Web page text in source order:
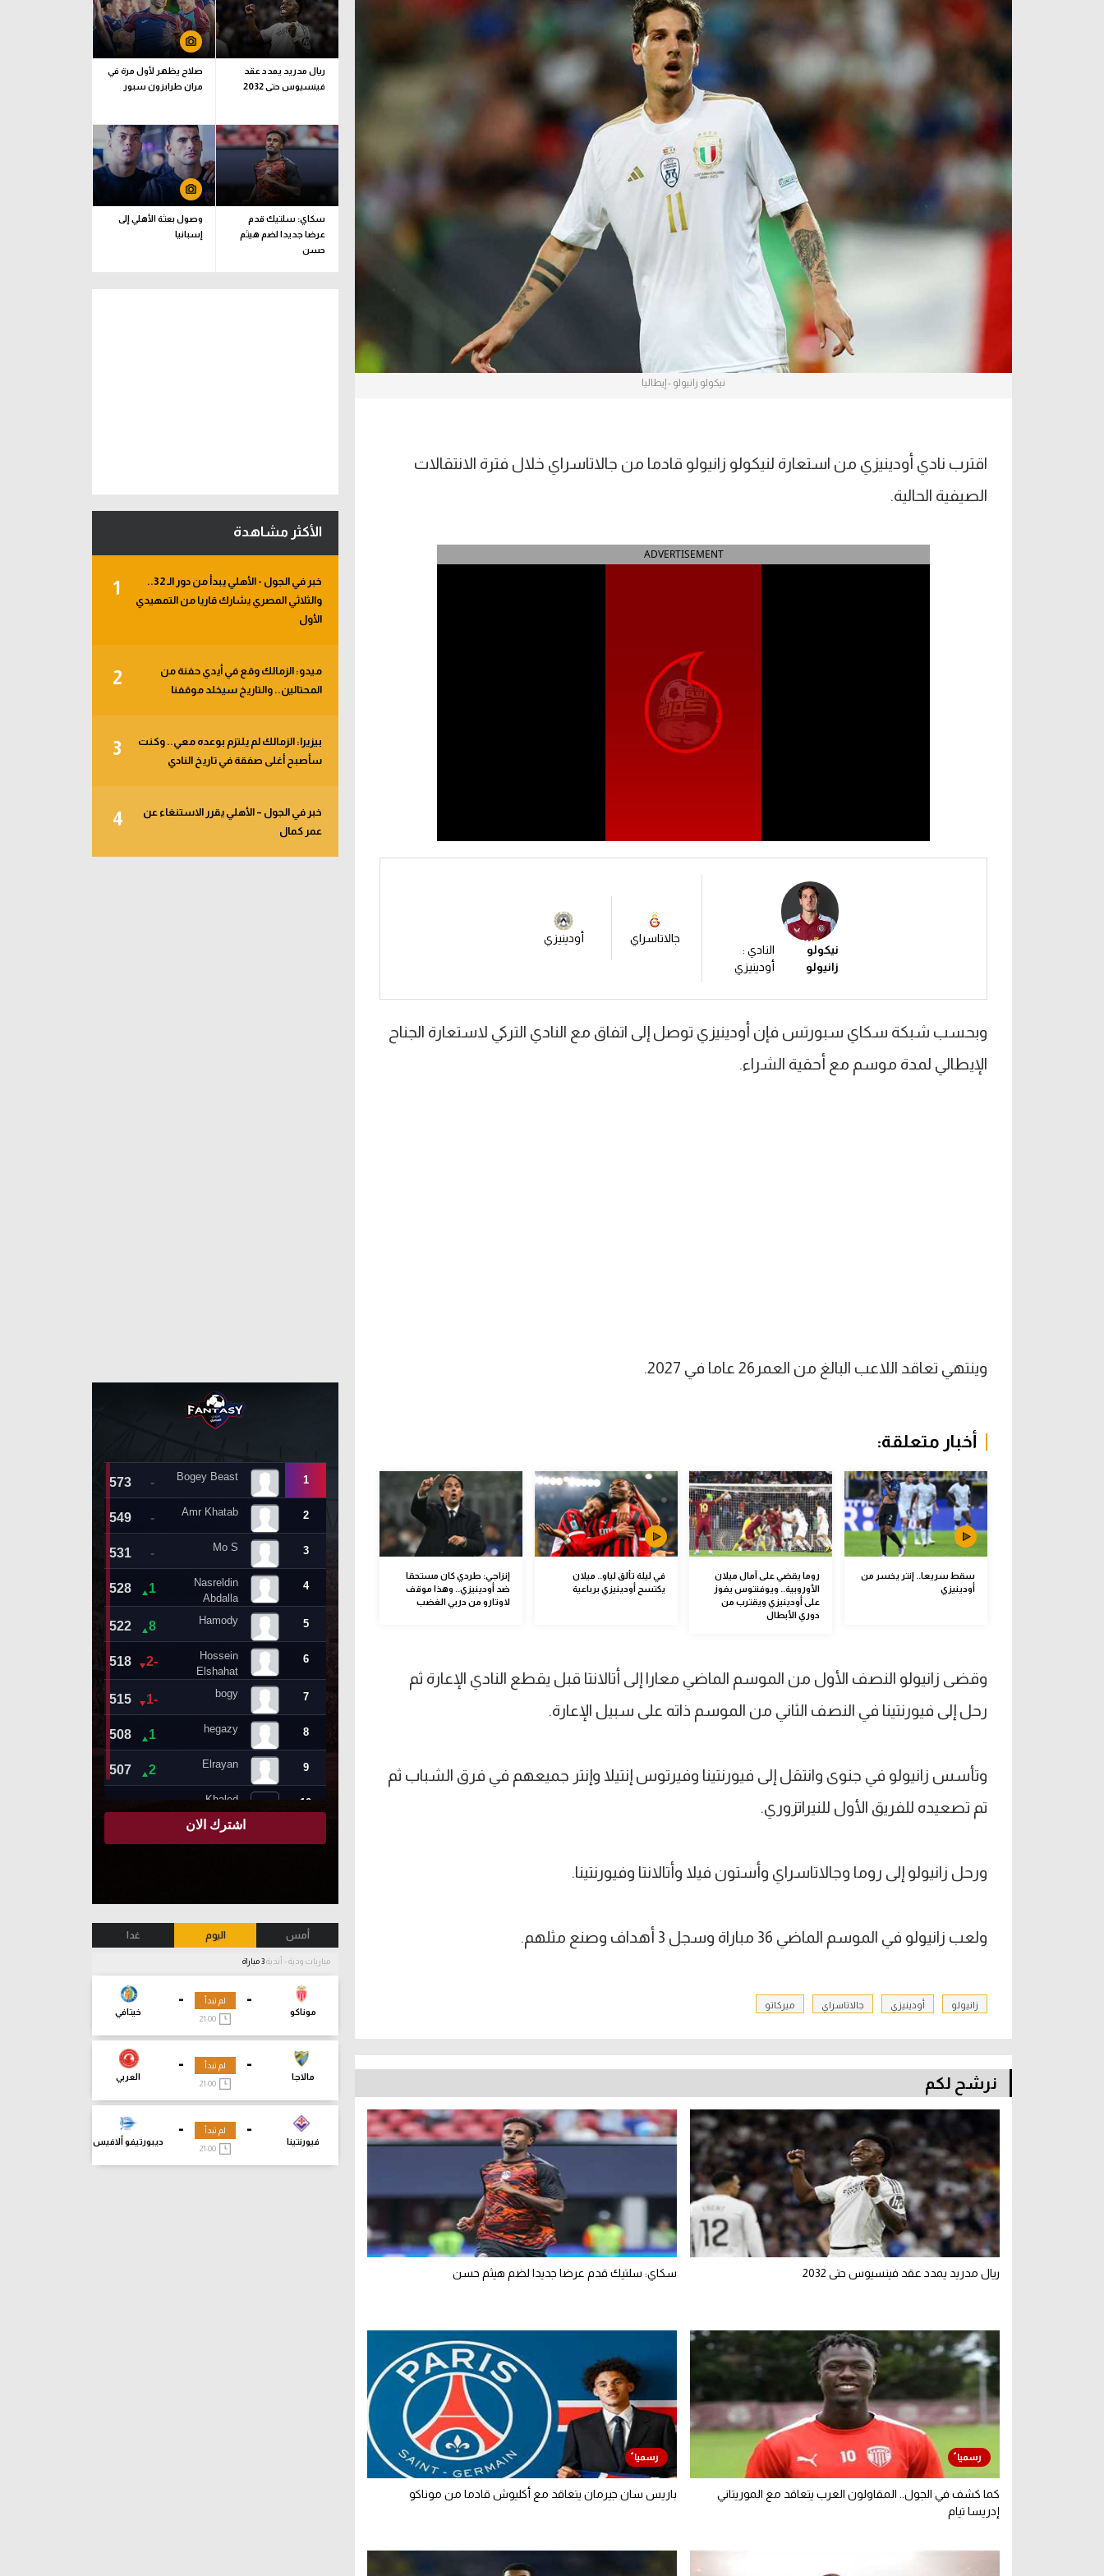
ركن الألعاب
الدوري السعودي للمحترفين
دوري أبطال أوروبا
دوري أبطال إفريقيا
كل البطولات
القسم الثاني
رياضات أخرى
ركن الألعاب
نيكولو زانيولو - إيطاليا
اقترب نادي أودينيزي من استعارة لنيكولو زانيولو قادما من جالاتاسراي خلال فترة الانتقالات
الصيفية الحالية.
ADVERTISEMENT
نيكولو
زانيولو
النادي :
أودينيزي
جالاتاسراي أودينيزي
وبحسب شبكة سكاي سبورتس فإن أودينيزي توصل إلى اتفاق مع النادي التركي لاستعارة الجناح
الإيطالي لمدة موسم مع أحقية الشراء.
وينتهي تعاقد اللاعب البالغ من العمر26 عاما في 2027.
أخبار متعلقة:
سقط سريعا.. إنتر يخسر من
أودينيزي
روما يقضي على آمال ميلان
الأوروبية.. ويوفنتوس يفوز
على أودينيزي ويقترب من
دوري الأبطال
في ليلة تألق لياو.. ميلان
يكتسح أودينيزي برباعية
إنزاجي: طردي كان مستحقا
ضد أودينيزي.. وهذا موقف
لاوتارو من دربي الغضب
وقضى زانيولو النصف الأول من الموسم الماضي معارا إلى أتالانتا قبل يقطع النادي الإعارة ثم
رحل إلى فيورنتينا في النصف الثاني من الموسم ذاته على سبيل الإعارة.
وتأسس زانيولو في جنوى وانتقل إلى فيورنتينا وفيرتوس إنتيلا وإنتر جميعهم في فرق الشباب ثم
تم تصعيده للفريق الأول للنيراتزوري.
ورحل زانيولو إلى روما وجالاتاسراي وأستون فيلا وأتالانتا وفيورنتينا.
ولعب زانيولو في الموسم الماضي 36 مباراة وسجل 3 أهداف وصنع مثلهم.
زانيولو أودينيزي جالاتاسراي ميركاتو
نرشح لكم
ريال مدريد يمدد عقد فينسيوس حتى 2032 سكاي: سلتيك قدم عرضا جديدا لضم هيثم حسن
كما كشف في الجول.. المقاولون العرب يتعاقد مع الموريتاني
إدريسا تيام
باريس سان جيرمان يتعاقد مع أكليوش قادما من موناكو
ريال مدريد يمدد عقد
فينسيوس حتى 2032
صلاح يظهر لأول مرة في
مران طرابزون سبور
سكاي: سلتيك قدم
عرضا جديدا لضم هيثم
حسن
وصول بعثة الأهلي إلى
إسبانيا
الأكثر مشاهدة
1
خبر في الجول - الأهلي يبدأ من دور الـ 32..
والثلاثي المصري يشارك قاريا من التمهيدي
الأول
2
ميدو: الزمالك وقع في أيدي حفنة من
المحتالين.. والتاريخ سيخلد موقفنا
3
بيزيرا: الزمالك لم يلتزم بوعده معي.. وكنت
سأصبح أغلى صفقة في تاريخ النادي
4
خبر في الجول – الأهلي يقرر الاستنغاء عن
عمر كمال
أمس اليوم غدا
مباريات ودية - أندية
-
موناكو
-
خيتافي
لم تبدأ
-
مالاجا
-
العربي
لم تبدأ
-
فيورنتينا
-
ديبورتيفو ألافيس
لم تبدأ